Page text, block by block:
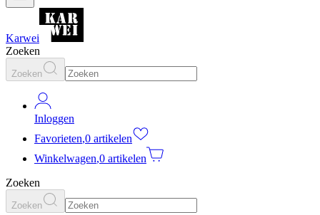
Karwei
Zoeken
Zoeken
Inloggen
Favorieten,0 artikelen
Winkelwagen,0 artikelen
Zoeken
Zoeken